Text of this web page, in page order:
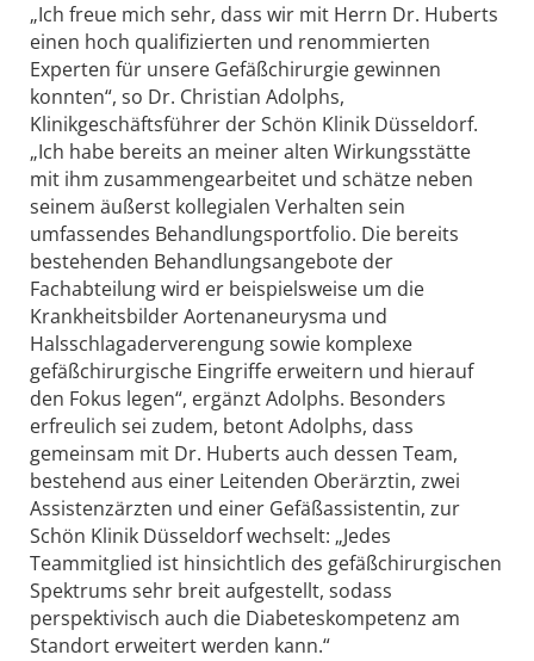
„Ich freue mich sehr, dass wir mit Herrn Dr. Huberts
einen hoch qualifizierten und renommierten
Experten für unsere Gefäßchirurgie gewinnen
konnten“, so Dr. Christian Adolphs,
Klinikgeschäftsführer der Schön Klinik Düsseldorf.
„Ich habe bereits an meiner alten Wirkungsstätte
mit ihm zusammengearbeitet und schätze neben
seinem äußerst kollegialen Verhalten sein
umfassendes Behandlungsportfolio. Die bereits
bestehenden Behandlungsangebote der
Fachabteilung wird er beispielsweise um die
Krankheitsbilder Aortenaneurysma und
Halsschlagaderverengung sowie komplexe
gefäßchirurgische Eingriffe erweitern und hierauf
den Fokus legen“, ergänzt Adolphs. Besonders
erfreulich sei zudem, betont Adolphs, dass
gemeinsam mit Dr. Huberts auch dessen Team,
bestehend aus einer Leitenden Oberärztin, zwei
Assistenzärzten und einer Gefäßassistentin, zur
Schön Klinik Düsseldorf wechselt: „Jedes
Teammitglied ist hinsichtlich des gefäßchirurgischen
Spektrums sehr breit aufgestellt, sodass
perspektivisch auch die Diabeteskompetenz am
Standort erweitert werden kann.“